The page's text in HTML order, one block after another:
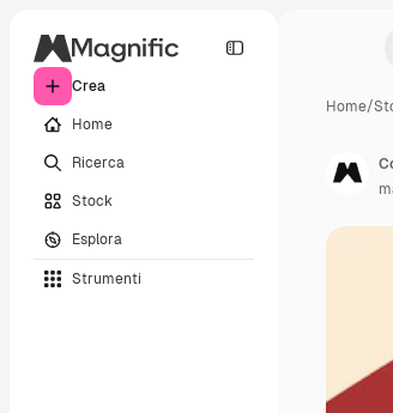
Crea
Home
Ricerca
Stock
Esplora
Strumenti
Home/